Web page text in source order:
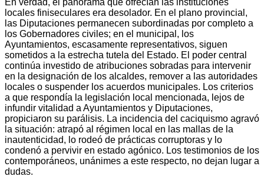
locales finiseculares era desolador. En el plano provincial,
las Diputaciones permanecen subordinadas por completo a
los Gobernadores civiles; en el municipal, los
Ayuntamientos, escasamente representativos, siguen
sometidos a la estrecha tutela del Estado. El poder central
continúa investido de atribuciones sobradas para intervenir
en la designación de los alcaldes, remover a las autoridades
locales o suspender los acuerdos municipales. Los criterios
a que respondía la legislación local mencionada, lejos de
infundir vitalidad a Ayuntamientos y Diputaciones,
propiciaron su parálisis. La incidencia del caciquismo agravó
la situación: atrapó al régimen local en las mallas de la
inautenticidad, lo rodeó de prácticas corruptoras y lo
condenó a pervivir en estado agónico. Los testimonios de los
contemporáneos, unánimes a este respecto, no dejan lugar a
dudas.